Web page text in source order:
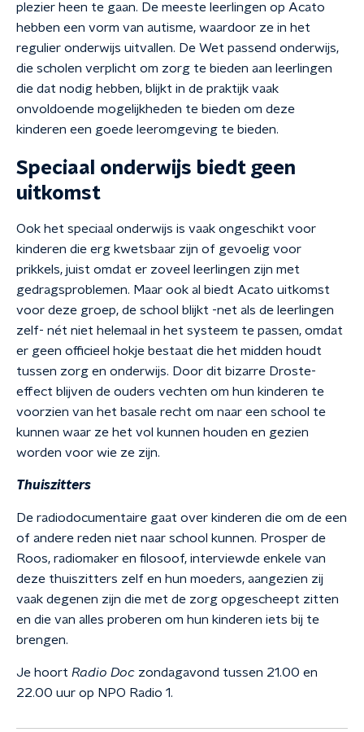
plezier heen te gaan. De meeste leerlingen op Acato
hebben een vorm van autisme, waardoor ze in het
regulier onderwijs uitvallen. De Wet passend onderwijs,
die scholen verplicht om zorg te bieden aan leerlingen
die dat nodig hebben, blijkt in de praktijk vaak
onvoldoende mogelijkheden te bieden om deze
kinderen een goede leeromgeving te bieden.
Speciaal onderwijs biedt geen
uitkomst
Ook het speciaal onderwijs is vaak ongeschikt voor
kinderen die erg kwetsbaar zijn of gevoelig voor
prikkels, juist omdat er zoveel leerlingen zijn met
gedragsproblemen. Maar ook al biedt Acato uitkomst
voor deze groep, de school blijkt -net als de leerlingen
zelf- nét niet helemaal in het systeem te passen, omdat
er geen officieel hokje bestaat die het midden houdt
tussen zorg en onderwijs. Door dit bizarre Droste-
effect blijven de ouders vechten om hun kinderen te
voorzien van het basale recht om naar een school te
kunnen waar ze het vol kunnen houden en gezien
worden voor wie ze zijn.
Thuiszitters
De radiodocumentaire gaat over kinderen die om de een
of andere reden niet naar school kunnen. Prosper de
Roos, radiomaker en filosoof, interviewde enkele van
deze thuiszitters zelf en hun moeders, aangezien zij
vaak degenen zijn die met de zorg opgescheept zitten
en die van alles proberen om hun kinderen iets bij te
brengen.
Je hoort Radio Doc zondagavond tussen 21.00 en
22.00 uur op NPO Radio 1.